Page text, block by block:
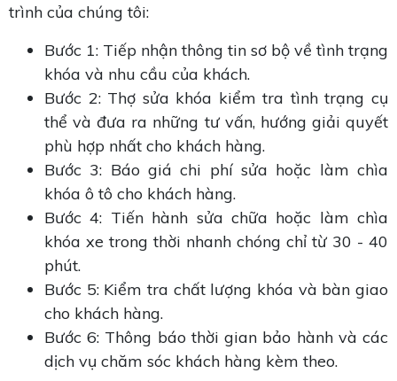
trình của chúng tôi:
Bước 1: Tiếp nhận thông tin sơ bộ về tình trạng
khóa và nhu cầu của khách.
Bước 2: Thợ sửa khóa kiểm tra tình trạng cụ
thể và đưa ra những tư vấn, hướng giải quyết
phù hợp nhất cho khách hàng.
Bước 3: Báo giá chi phí sửa hoặc làm chìa
khóa ô tô cho khách hàng.
Bước 4: Tiến hành sửa chữa hoặc làm chìa
khóa xe trong thời nhanh chóng chỉ từ 30 - 40
phút.
Bước 5: Kiểm tra chất lượng khóa và bàn giao
cho khách hàng.
Bước 6: Thông báo thời gian bảo hành và các
dịch vụ chăm sóc khách hàng kèm theo.